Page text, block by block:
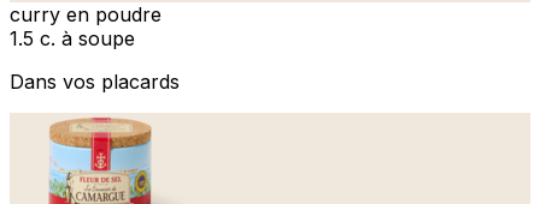
curry en poudre
1.5 c. à soupe
Dans vos placards